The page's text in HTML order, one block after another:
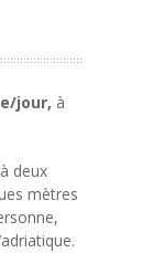
jour, à
deux
mètres